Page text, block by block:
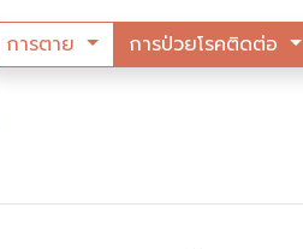
การตาย การป่วยโรคติดต่อ